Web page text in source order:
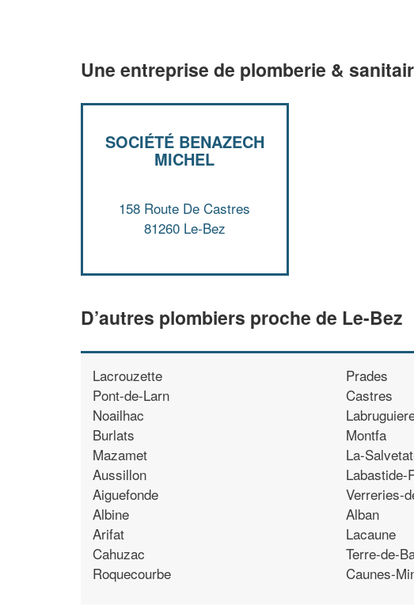
Une entreprise de plomberie &
SOCIÉTÉ BENAZECH
MICHEL
158 Route De Castres
81260 Le-Bez
D’autres plombiers proche de Le-Bez
Lacrouzette
Pont-de-Larn
Noailhac
Burlats
Mazamet
Aussillon
Aiguefonde
Albine
Arifat
Cahuzac
Roquecourbe
Prades
Castres
Montfa
La-
Labastide-
Verreries-
Alban
Lacaune
Terre-de-
Caunes-